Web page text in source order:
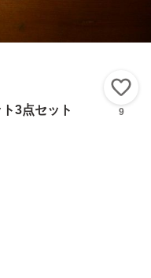
3点セット 9